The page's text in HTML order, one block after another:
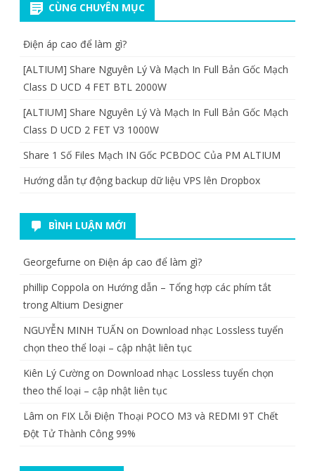
CÙNG CHUYÊN MỤC
Điện áp cao để làm gì?
[ALTIUM] Share Nguyên Lý Và Mạch In Full Bản Gốc Mạch
Class D UCD 4 FET BTL 2000W
[ALTIUM] Share Nguyên Lý Và Mạch In Full Bản Gốc Mạch
Class D UCD 2 FET V3 1000W
Share 1 Số Files Mạch IN Gốc PCBDOC Của PM ALTIUM
Hướng dẫn tự động backup dữ liệu VPS lên Dropbox
BÌNH LUẬN MỚI
Georgefurne on Điện áp cao để làm gì?
phillip Coppola on Hướng dẫn – Tổng hợp các phím tắt
trong Altium Designer
NGUYỄN MINH TUẤN on Download nhạc Lossless tuyển
chọn theo thể loại – cập nhật liên tục
Kiên Lý Cường on Download nhạc Lossless tuyển chọn
theo thể loại – cập nhật liên tục
Lâm on FIX Lỗi Điện Thoại POCO M3 và REDMI 9T Chết
Đột Tử Thành Công 99%